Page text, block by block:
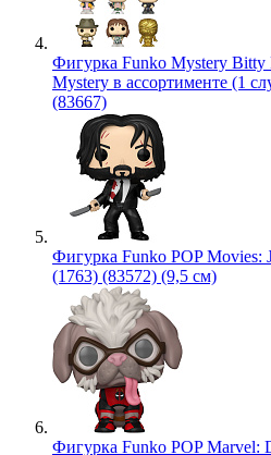
Фигурка Funko Mystery Bitty
Mystery в ассортименте (1
(83667)
Фигурка Funko POP Movies:
(1763) (83572) (9,5 см)
Фигурка Funko POP Marvel: